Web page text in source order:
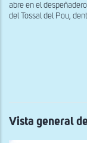
abre en el
del Tossal del Pou,
Vista general